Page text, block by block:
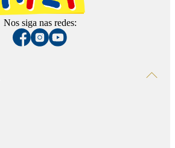
Nos siga nas redes: